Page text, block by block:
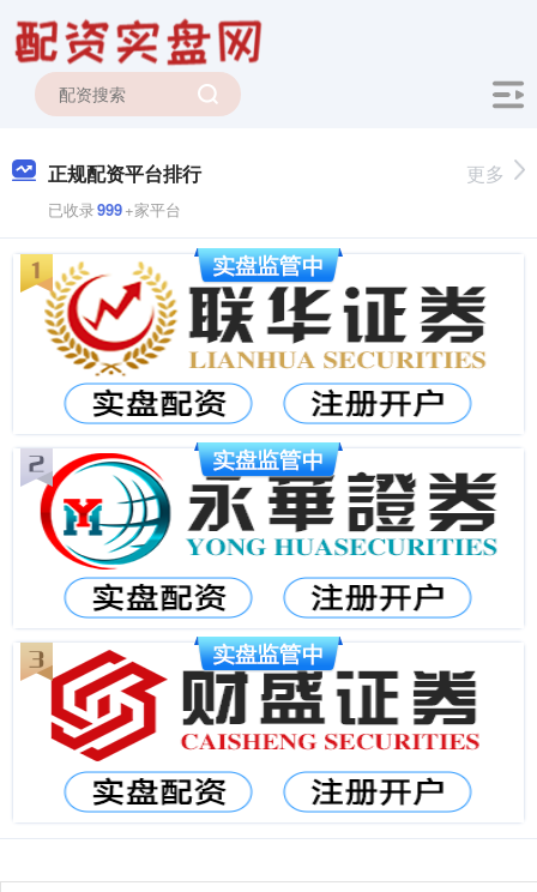
正规配资平台排行
已收录999+家平台
更多